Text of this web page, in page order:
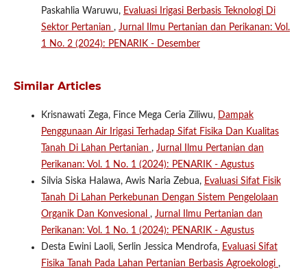
Paskahlia Waruwu, Evaluasi Irigasi Berbasis Teknologi Di
Sektor Pertanian , Jurnal Ilmu Pertanian dan Perikanan: Vol.
1 No. 2 (2024): PENARIK - Desember
Similar Articles
Krisnawati Zega, Fince Mega Ceria Ziliwu,
Dampak
Penggunaan Air Irigasi Terhadap Sifat Fisika Dan Kualitas
Tanah Di Lahan Pertanian , Jurnal Ilmu Pertanian dan
Perikanan: Vol. 1 No. 1 (2024): PENARIK - Agustus
Silvia Siska Halawa, Awis Naria Zebua, Evaluasi Sifat Fisik
Tanah Di Lahan Perkebunan Dengan Sistem Pengelolaan
Organik Dan Konvesional , Jurnal Ilmu Pertanian dan
Perikanan: Vol. 1 No. 1 (2024): PENARIK - Agustus
Desta Ewini Laoli, Serlin Jessica Mendrofa, Evaluasi Sifat
Fisika Tanah Pada Lahan Pertanian Berbasis Agroekologi ,